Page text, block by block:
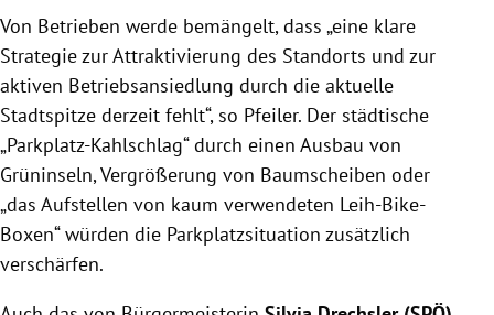
Von Betrieben werde bemängelt, dass „eine klare
Strategie zur Attraktivierung des Standorts und zur
aktiven Betriebsansiedlung durch die aktuelle
Stadtspitze derzeit fehlt“, so Pfeiler. Der städtische
„Parkplatz-Kahlschlag“ durch einen Ausbau von
Grüninseln, Vergrößerung von Baumscheiben oder
„das Aufstellen von kaum verwendeten Leih-Bike-
Boxen“ würden die Parkplatzsituation zusätzlich
verschärfen.